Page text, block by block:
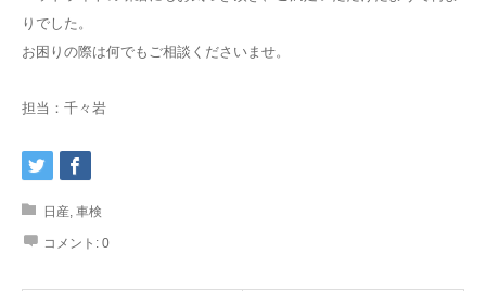
りでした。
お困りの際は何でもご相談くださいませ。
担当：千々岩
日産, 車検
コメント: 0